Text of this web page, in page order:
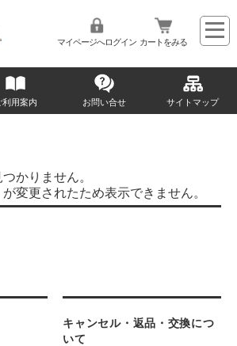
マイページへログイン カートをみる
利用案内 お問い合せ サイトマップ
かりません。
変更されたため表示できません。
キャンセル・返品・交換につ
いて